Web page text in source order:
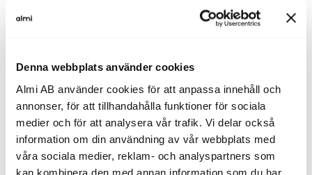
Denna webbplats använder cookies
Almi AB använder cookies för att anpassa innehåll och
annonser, för att tillhandahålla funktioner för sociala
medier och för att analysera vår trafik. Vi delar också
information om din användning av vår webbplats med
våra sociala medier, reklam- och analyspartners som
kan kombinera den med annan information som du har
Jag vill bli kontaktad
Fyll i ditt för- och efternamn